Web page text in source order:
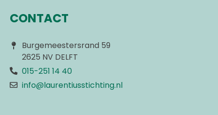
CONTACT
Burgemeestersrand 59
2625 NV DELFT
015-251 14 40
info@laurentiusstichting.nl